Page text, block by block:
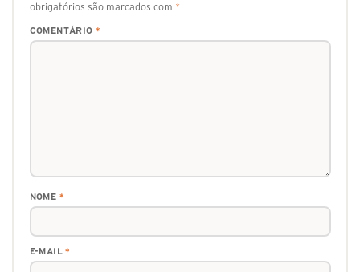
obrigatórios são marcados com *
COMENTÁRIO *
NOME *
E-MAIL*